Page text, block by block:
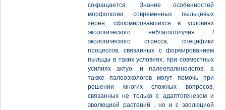
сокращается. Знание особенностей
морфологии современных пыльцевых
зерен, сформировавшихся в условиях
экологического неблагополучия /
экологического стресса, специфики
процессов, связанных с формированием
пыльцы в таких условиях, при совместных
усилиях актуо- и палеопалинологов, а
также палеоэкологов могут помочь при
решении многих сложных вопросов,
связанных не только с адаптогенезом и
эволюцией растений , но и с эволюцией